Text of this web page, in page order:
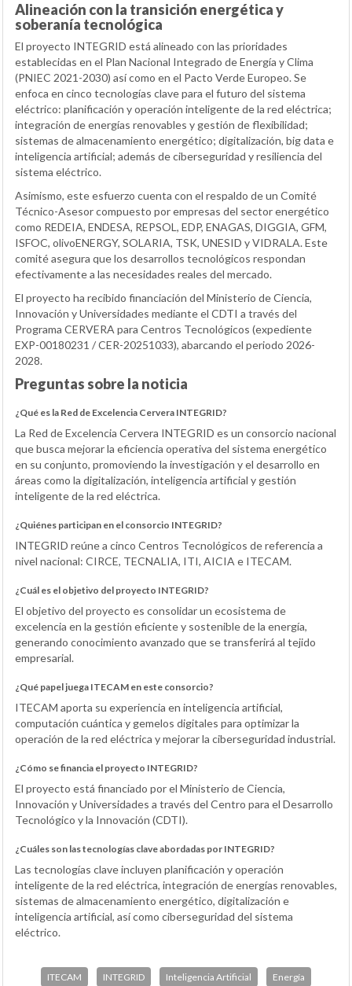
Alineación con la transición energética y
soberanía tecnológica
El proyecto INTEGRID está alineado con las prioridades
establecidas en el Plan Nacional Integrado de Energía y Clima
(PNIEC 2021-2030) así como en el Pacto Verde Europeo. Se
enfoca en cinco tecnologías clave para el futuro del sistema
eléctrico: planificación y operación inteligente de la red eléctrica;
integración de energías renovables y gestión de flexibilidad;
sistemas de almacenamiento energético; digitalización, big data e
inteligencia artificial; además de ciberseguridad y resiliencia del
sistema eléctrico.
Asimismo, este esfuerzo cuenta con el respaldo de un Comité
Técnico-Asesor compuesto por empresas del sector energético
como REDEIA, ENDESA, REPSOL, EDP, ENAGAS, DIGGIA, GFM,
ISFOC, olivoENERGY, SOLARIA, TSK, UNESID y VIDRALA. Este
comité asegura que los desarrollos tecnológicos respondan
efectivamente a las necesidades reales del mercado.
El proyecto ha recibido financiación del Ministerio de Ciencia,
Innovación y Universidades mediante el CDTI a través del
Programa CERVERA para Centros Tecnológicos (expediente
EXP-00180231 / CER-20251033), abarcando el periodo 2026-
2028.
Preguntas sobre la noticia
¿Qué es la Red de Excelencia Cervera INTEGRID?
La Red de Excelencia Cervera INTEGRID es un consorcio nacional
que busca mejorar la eficiencia operativa del sistema energético
en su conjunto, promoviendo la investigación y el desarrollo en
áreas como la digitalización, inteligencia artificial y gestión
inteligente de la red eléctrica.
¿Quiénes participan en el consorcio INTEGRID?
INTEGRID reúne a cinco Centros Tecnológicos de referencia a
nivel nacional: CIRCE, TECNALIA, ITI, AICIA e ITECAM.
¿Cuál es el objetivo del proyecto INTEGRID?
El objetivo del proyecto es consolidar un ecosistema de
excelencia en la gestión eficiente y sostenible de la energía,
generando conocimiento avanzado que se transferirá al tejido
empresarial.
¿Qué papel juega ITECAM en este consorcio?
ITECAM aporta su experiencia en inteligencia artificial,
computación cuántica y gemelos digitales para optimizar la
operación de la red eléctrica y mejorar la ciberseguridad industrial.
¿Cómo se financia el proyecto INTEGRID?
El proyecto está financiado por el Ministerio de Ciencia,
Innovación y Universidades a través del Centro para el Desarrollo
Tecnológico y la Innovación (CDTI).
¿Cuáles son las tecnologías clave abordadas por INTEGRID?
Las tecnologías clave incluyen planificación y operación
inteligente de la red eléctrica, integración de energías renovables,
sistemas de almacenamiento energético, digitalización e
inteligencia artificial, así como ciberseguridad del sistema
eléctrico.
ITECAM INTEGRID Inteligencia Artificial Energía